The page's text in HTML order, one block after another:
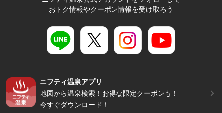
おトク情報やクーポン情報を受け取ろう
ニフティ温泉アプリ
地図から温泉検索！お得な限定クーポンも！
今すぐダウンロード！